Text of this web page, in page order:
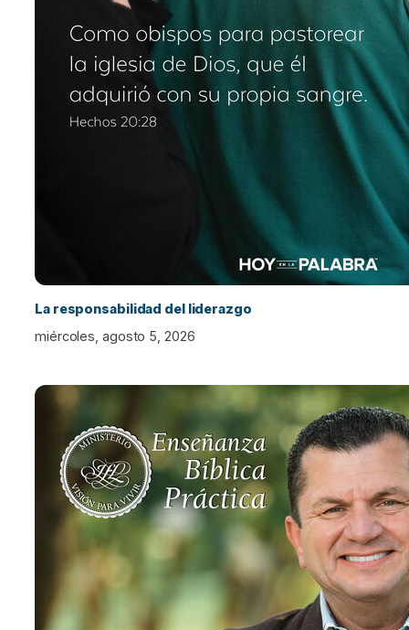
La responsabilidad del liderazgo
miércoles, agosto 5, 2026